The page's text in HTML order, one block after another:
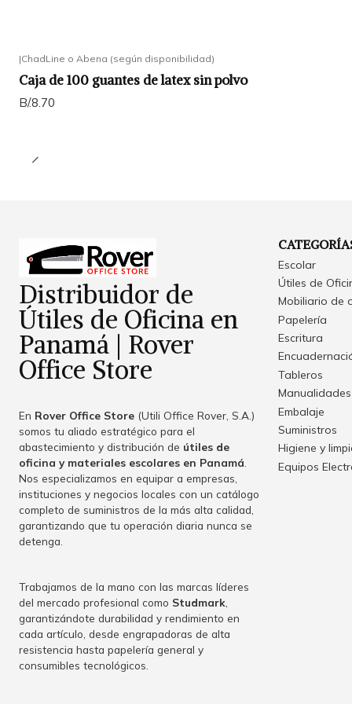
|ChadLine o Abena (según disponibilidad)
Caja de 100 guantes de latex sin polvo
B/.8.70
Distribuidor de
Útiles de Oficina en
Panamá | Rover
Office Store
En Rover Office Store (Utili Office Rover, S.A.)
somos tu aliado estratégico para el
abastecimiento y distribución de útiles de
oficina y materiales escolares en Panamá
Nos especializamos en equipar a empresas,
instituciones y negocios locales con un catálogo
completo de suministros de la más alta calidad,
garantizando que tu operación diaria nunca se
detenga.
Trabajamos de la mano con las marcas líderes
del mercado profesional como Studmark
garantizándote durabilidad y rendimiento en
cada artículo, desde engrapadoras de alta
resistencia hasta papelería general y
consumibles tecnológicos.
Escolar
Útiles de
Mobiliario de
Papelería
Escritura
Tableros
Manualidades
Embalaje
Suministros
Higiene y
Equipos